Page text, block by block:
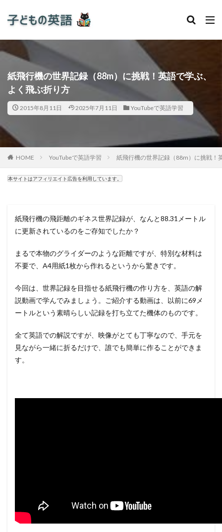
紙飛行機の世界記録（88m）に挑戦！英語で学ぶ、
よく飛ぶ折り方
2015年8月11日 2025年7月11日 YouTubeで英語学習
HOME YouTubeで英語学習 紙飛行機の世界記録（88m）に挑戦！
本サイトはアフィリエイト広告を利用しています。
紙飛行機の飛距離のギネス世界記録が、なんと88.31メートル
に更新されているのをご存知でしたか？
まるで本物のグライダーのような距離ですが、特別な材料は
不要で、A4用紙1枚から作れるというから驚きです。
今回は、世界記録を目指せる紙飛行機の作り方を、英語の解
説動画で学んでみましょう。ご紹介する動画は、以前に69メ
ートルという素晴らしい記録を打ち立てた機体のものです。
全て英語での解説ですが、映像がとても丁寧なので、手元を
見ながら一緒に折るだけで、誰でも簡単に作ることができま
す。